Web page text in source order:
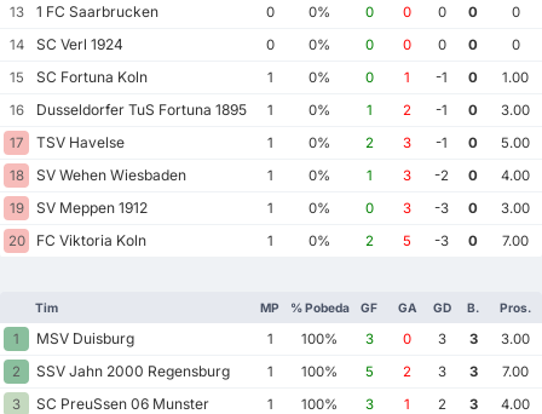
13
1 FC Saarbrucken 0 0% 0 0 0 0
0
14
SC Verl 1924 0 0% 0 0 0 0
0
15
SC Fortuna Koln 1 0% 0 1 -1 0
1.00
16
Dusseldorfer TuS Fortuna 1895 1 0% 1 2 -1 0
3.00
17
TSV Havelse 1 0% 2 3 -1 0
5.00
18
SV Wehen Wiesbaden 1 0% 1 3 -2 0
4.00
19
SV Meppen 1912 1 0% 0 3 -3 0
3.00
20
FC Viktoria Koln 1 0% 2 5 -3 0 7.00
Tim MP % Pobeda GF GA GD B. Pros.
1 MSV Duisburg 1 100% 3 0 3 3
3.00
2
SSV Jahn 2000 Regensburg 1 100% 5 2 3 3
7.00
3
SC PreuSsen 06 Munster 1 100% 3 1 2 3
4.00